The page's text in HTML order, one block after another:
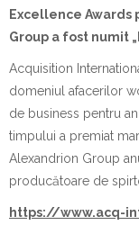
Excellence Awards
Group a fost numit
Acquisition
domeniul afacerilor
de business pentru
timpului a premiat
Alexandrion Group
producătoare de
https://www.acq-